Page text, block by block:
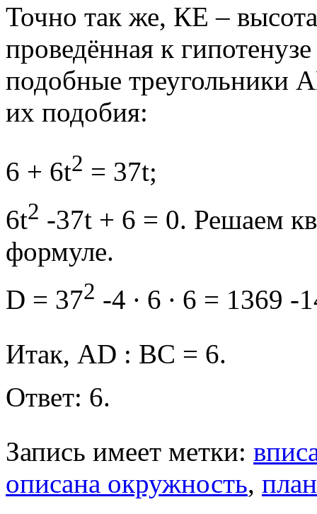
Точно так же, КЕ –
проведённая к
подобные треугольники
их подобия:
6 + 6t2 = 37t;
6t2 -37t + 6 = 0. Решаем
формуле.
D = 372 -4 ∙ 6 ∙ 6 = 1369 -
Итак, AD : BC = 6.
Ответ: 6.
Запись имеет метки:
описана окружность,